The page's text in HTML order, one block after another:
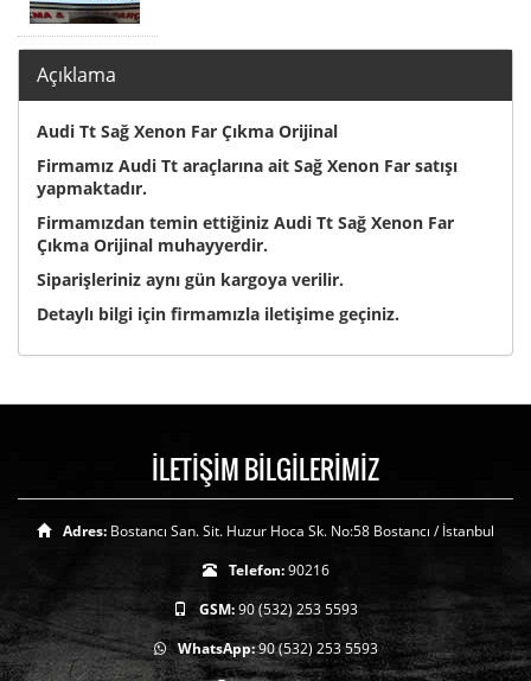
Açıklama
Audi Tt Sağ Xenon Far Çıkma Orijinal
Firmamız Audi Tt araçlarına ait Sağ Xenon Far satışı
yapmaktadır.
Firmamızdan temin ettiğiniz Audi Tt Sağ Xenon Far
Çıkma Orijinal muhayyerdir.
Siparişleriniz aynı gün kargoya verilir.
Detaylı bilgi için firmamızla iletişime geçiniz.
İLETİŞİM BİLGİLERİMİZ
Adres: Bostancı San. Sit. Huzur Hoca Sk. No:58 Bostancı / İstanbul
Telefon:90216
GSM:90 (532) 253 5593
WhatsApp:90 (532) 253 5593